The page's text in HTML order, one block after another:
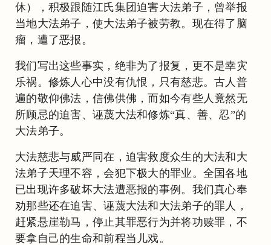
休），积极跟随江氏集团迫害大法弟子，曾举报
当地大法弟子，使大法弟子被劳教。现在得了脑
瘤，遭了恶报。
我们写出这些事实，绝非为了报复，更不是幸灾
乐祸。修炼人心中没有仇恨，只有慈悲。古人普
遍的敬仰佛法，信佛供佛，而如今有些人竟然无
所顾忌的迫害、诬蔑大法和修炼“真、善、忍”的
大法弟子。
大法慈悲与威严同在，迫害救度众生的大法和大
法弟子天理不容，会犯下极大的罪业。全国各地
已出现许多破坏大法遭恶报的事例。我们真心奉
劝那些还在迫害、诬蔑大法和大法弟子的罪人，
赶紧悬崖勒马，停止其罪恶行为并将功赎罪，不
要拿自己的生命和前程当儿戏。